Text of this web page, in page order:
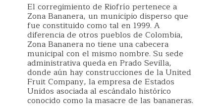
El corregimiento de Riofrío pertenece a
Zona Bananera, un municipio disperso que
fue constituido como tal en 1999. A
diferencia de otros pueblos de Colombia,
Zona Bananera no tiene una cabecera
municipal con el mismo nombre. Su sede
administrativa queda en Prado Sevilla,
donde aún hay construcciones de la United
Fruit Company, la empresa de Estados
Unidos asociada al escándalo histórico
conocido como la masacre de las bananeras.